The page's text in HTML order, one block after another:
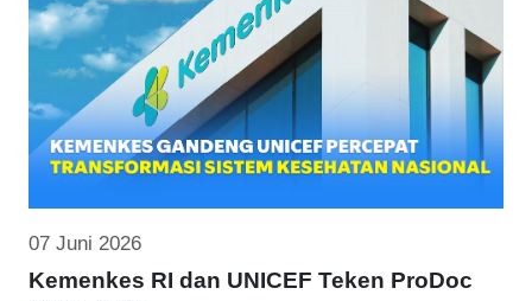
07 Juni 2026
Kemenkes RI dan UNICEF Teken ProDoc